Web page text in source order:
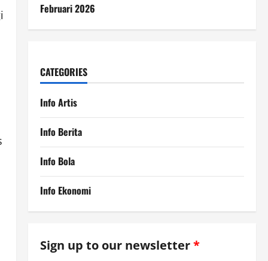
Februari 2026
CATEGORIES
Info Artis
Info Berita
Info Bola
Info Ekonomi
Sign up to our newsletter